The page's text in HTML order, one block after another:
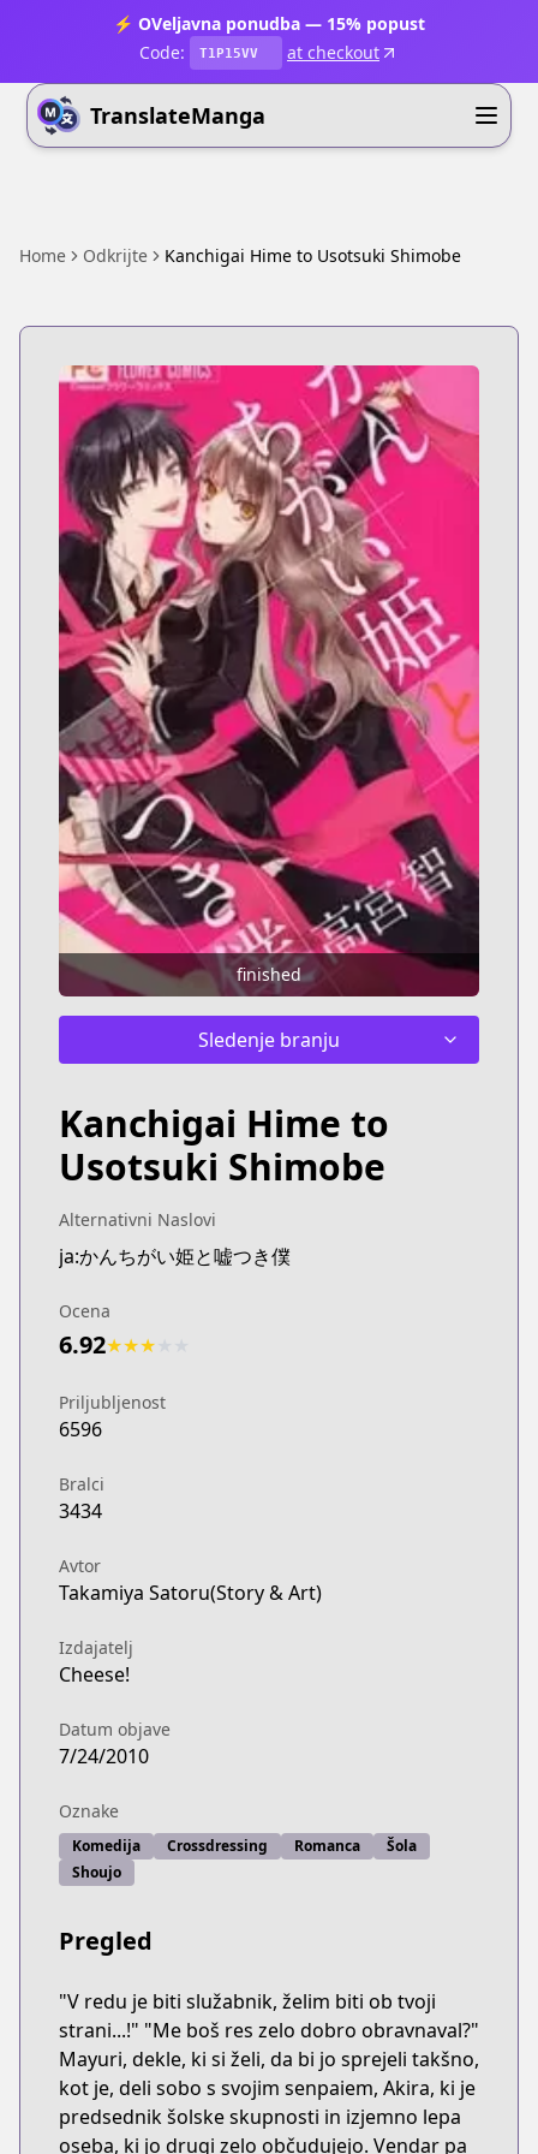
⚡ OVeljavna ponudba — 15% popust
Code:
T1P15VV at checkout
TranslateManga
Home Odkrijte Kanchigai Hime to Usotsuki Shimobe
finished
Sledenje branju
Kanchigai Hime to
Usotsuki Shimobe
Alternativni Naslovi
ja:かんちがい姫と嘘つき僕
Ocena
6.92★★★
Priljubljenost
6596
Bralci
3434
Avtor
Takamiya Satoru(Story & Art)
Izdajatelj
Cheese!
Datum objave
7/24/2010
Oznake
Komedija Crossdressing Romanca
Šola
Shoujo
Pregled
"V redu je biti služabnik, želim biti ob tvoji
strani...!" "Me boš res zelo dobro obravnaval?"
Mayuri, dekle, ki si želi, da bi jo sprejeli takšno,
kot je, deli sobo s svojim senpaiem, Akira, ki je
predsednik šolske skupnosti in izjemno lepa
oseba, ki jo drugi zelo občudujejo. Vendar pa